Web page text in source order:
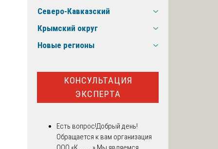
Северо-Кавказский
Крымский округ
Новые регионы
КОНСУЛЬТАЦИЯ
ЭКСПЕРТА
Есть вопрос!Добрый день!
Обращается к вам организация